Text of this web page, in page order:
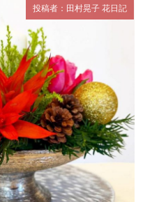
投稿者：田村晃子 花日記